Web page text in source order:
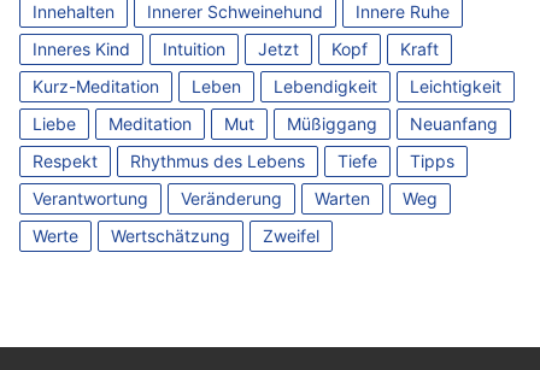
Innehalten
Innerer Schweinehund
Innere Ruhe
Inneres Kind
Intuition Jetzt Kopf
Kraft
Kurz-Meditation
Leben Lebendigkeit
Leichtigkeit
Liebe
Meditation Mut Müßiggang
Neuanfang
Respekt
Rhythmus des Lebens Tiefe
Tipps
Verantwortung
Veränderung Warten
Weg
Werte
Wertschätzung Zweifel